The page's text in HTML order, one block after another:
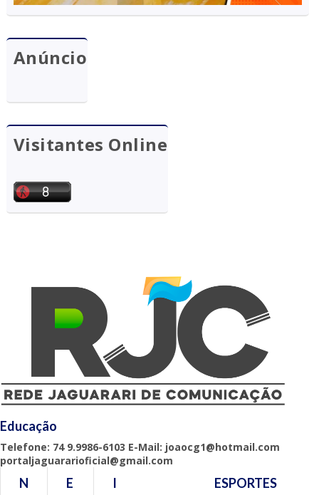
Anúncio
Visitantes Online
Educação
Telefone: 74 9.9986-6103 E-Mail: joaocg1@hotmail.com
portaljaguararioficial@gmail.com
N
E
I
ESPORTES